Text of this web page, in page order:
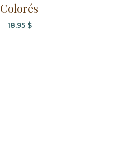
Colorés
18.95 $